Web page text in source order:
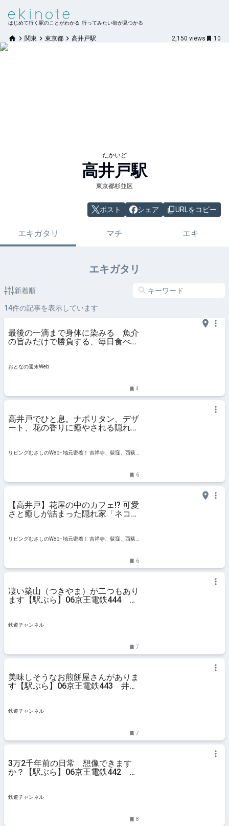
はじめて行く駅のことがわかる 行ってみたい街が見つかる
関東 東京都 高井戸駅 2,150 views 10
たかいど
高井戸駅
東京都杉並区
ポスト シェア URLをコピー
エキガタリ マチ エキ
エキガタリ
新着順
14件の記事を表示しています
最後の一滴まで身体に染みる 魚介
の旨みだけで勝負する、毎日食べた
おとなの週末Web
4
高井戸でひと息。ナポリタン、デザ
ート、花の香りに癒やされる隠れ家
リビングむさしのWeb - 地元密着！ 吉祥寺、荻窪、西荻
6
【高井戸】花屋の中のカフェ!? 可愛
さと癒しが詰まった隠れ家「ネコノ
リビングむさしのWeb - 地元密着！ 吉祥寺、荻窪、西荻
6
凄い築山（つきやま）が二つもあり
ます【駅ぶら】06京王電鉄444 井
鉄道チャンネル
7
美味しそうなお煎餅屋さんがありま
す【駅ぶら】06京王電鉄443 井の
鉄道チャンネル
7
3万2千年前の日常 想像できます
か？【駅ぶら】06京王電鉄442 井
鉄道チャンネル
8